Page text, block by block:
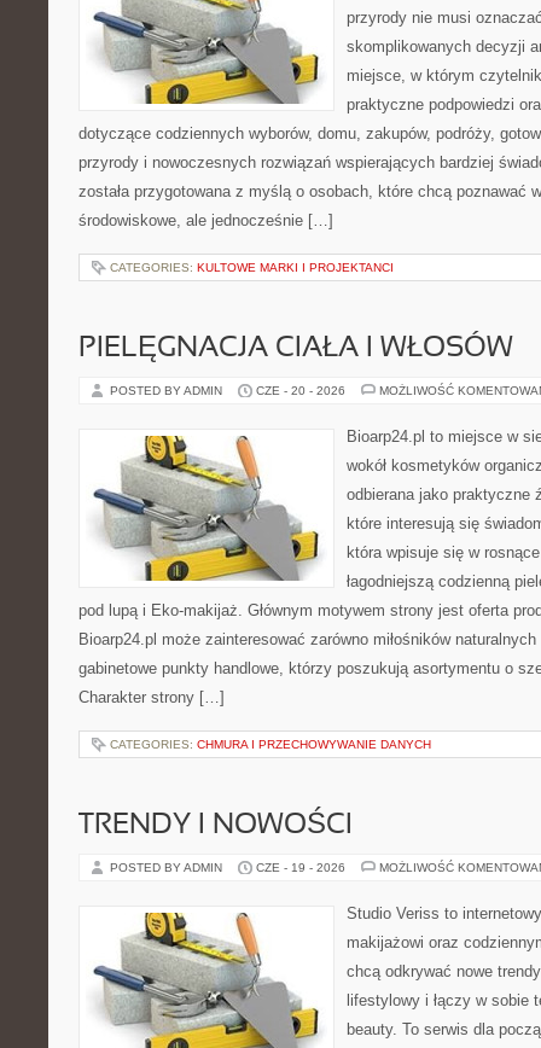
przyrody nie musi
skomplikowanych decyzji
miejsce, w którym
praktyczne podpowiedzi
dotyczące codziennych wyborów, domu, zakupów, podróży,
przyrody i nowoczesnych rozwiązań wspierających bardziej
została przygotowana z myślą o osobach, które chcą poznawać
środowiskowe, ale jednocześnie […]
CATEGORIES: KULTOWE MARKI I PROJEKTANCI
PIELĘGNACJA CIAŁA I WŁOSÓW
POSTED BY ADMIN CZE - 20 - 2026 MOŻLIWOŚĆ
Bioarp24.pl to miejsce w
wokół kosmetyków
odbierana jako praktyczne
które interesują się
która wpisuje się w
łagodniejszą codzienną
pod lupą i Eko-makijaż. Głównym motywem strony jest oferta
Bioarp24.pl może zainteresować zarówno miłośników
gabinetowe punkty handlowe, którzy poszukują asortymentu o
Charakter strony […]
CATEGORIES: CHMURA I PRZECHOWYWANIE DANYCH
TRENDY I NOWOŚCI
POSTED BY ADMIN CZE - 19 - 2026 MOŻLIWOŚĆ
Studio Veriss to
makijażowi oraz
chcą odkrywać nowe
lifestylowy i łączy w sobie
beauty. To serwis dla